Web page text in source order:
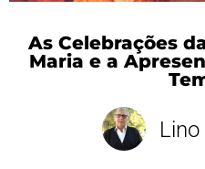
As Celebrações
Maria e a